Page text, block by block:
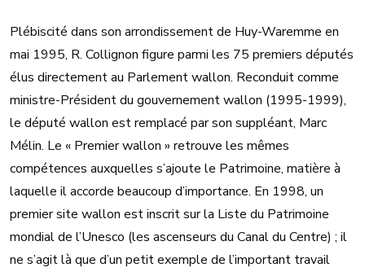
Plébiscité dans son arrondissement de Huy-Waremme en
mai 1995, R. Collignon figure parmi les 75 premiers députés
élus directement au Parlement wallon. Reconduit comme
ministre-Président du gouvernement wallon (1995-1999),
le député wallon est remplacé par son suppléant, Marc
Mélin. Le « Premier wallon » retrouve les mêmes
compétences auxquelles s’ajoute le Patrimoine, matière à
laquelle il accorde beaucoup d’importance. En 1998, un
premier site wallon est inscrit sur la Liste du Patrimoine
mondial de l’Unesco (les ascenseurs du Canal du Centre) ; il
ne s’agit là que d’un petit exemple de l’important travail